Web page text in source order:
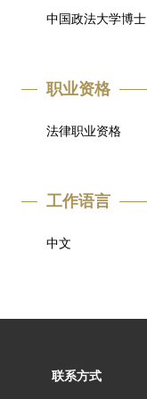
中国政法大学博士
职业资格
法律职业资格
工作语言
中文
联系方式